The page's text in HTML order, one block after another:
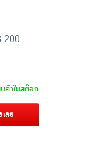
200
ค้าในสต๊อก
ลย